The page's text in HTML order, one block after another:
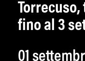
fino al 3
01